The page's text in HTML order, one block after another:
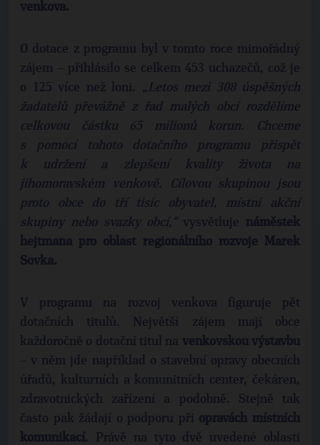
venkova.
O dotace z programu byl v tomto roce mimořádný
zájem – přihlásilo se celkem 453 uchazečů, což je
o 125 více než loni.
„Letos mezi 308 úspěšných
žadatelů převážně z řad malých obcí rozdělíme
celkovou částku 65 milionů korun. Chceme
s pomocí tohoto dotačního programu přispět
k udržení a zlepšení kvality života na
jihomoravském venkově. Cílovou skupinou jsou
proto obce do tří tisíc obyvatel, místní akční
skupiny nebo svazky obcí,“vysvětluje náměstek
hejtmana pro oblast regionálního rozvoje Marek
Sovka.
V programu na rozvoj venkova figuruje pět
dotačních titulů. Největší zájem mají obce
každoročně o dotační titul na venkovskou výstavbu
– v něm jde například o stavební opravy obecních
úřadů, kulturních a komunitních center, čekáren,
zdravotnických zařízení a podobně. Stejně tak
často pak žádají o podporu při opravách místních
komunikací. Právě na tyto dvě uvedené oblasti